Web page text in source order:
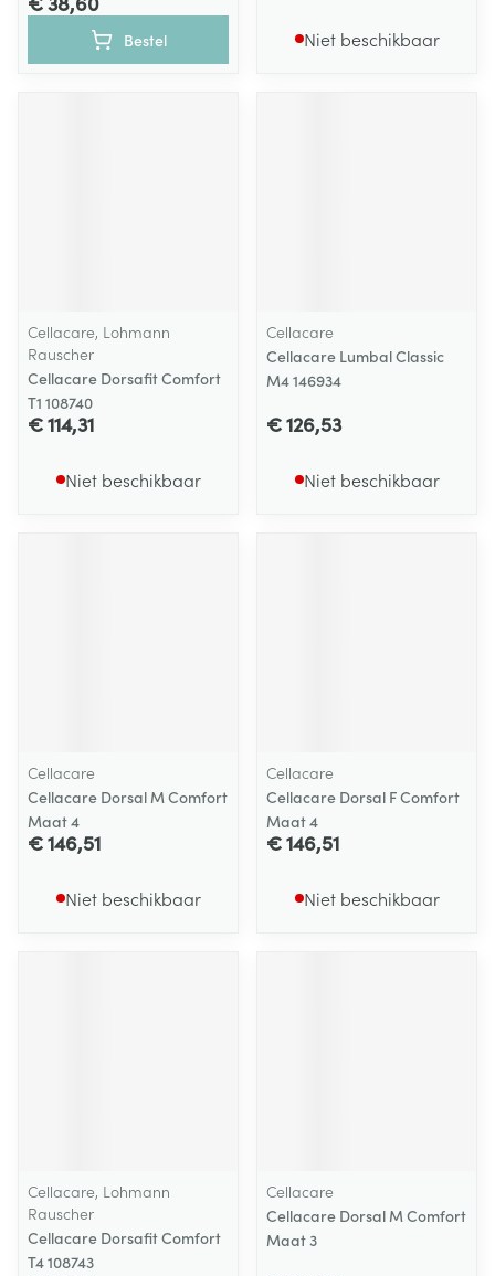
Bestel Niet beschikbaar
Cellacare, Lohmann
Rauscher
Cellacare Dorsafit Comfort
T1 108740
€ 114,31
Niet beschikbaar
Cellacare
Cellacare Lumbal Classic
M4 146934
€ 126,53
Niet beschikbaar
Cellacare
Cellacare Dorsal M Comfort
Maat 4
€ 146,51
Niet beschikbaar
Cellacare
Cellacare Dorsal F Comfort
Maat 4
€ 146,51
Niet beschikbaar
Cellacare, Lohmann
Rauscher
Cellacare Dorsafit Comfort
T4 108743
Cellacare
Cellacare Dorsal M Comfort
Maat 3